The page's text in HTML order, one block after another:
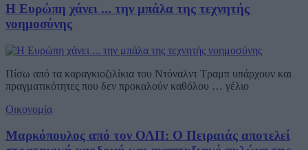
Η Ευρώπη χάνει ... την μπάλα της τεχνητής
νοημοσύνης
Πίσω από τα καραγκιοζιλίκια του Ντόναλντ Τραμπ υπάρχουν και
πραγματικότητες που δεν προκαλούν καθόλου … γέλιο
Οικονομία
Μαρκόπουλος από τον ΟΛΠ: Ο Πειραιάς αποτελεί